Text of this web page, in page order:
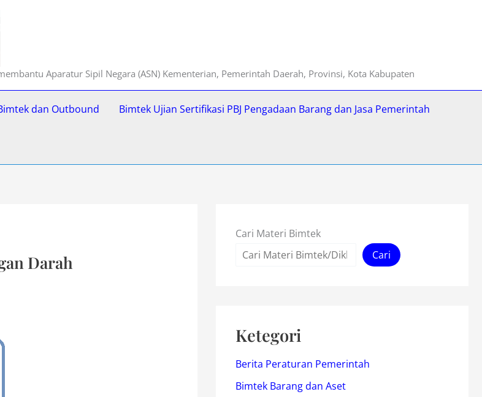
Aparatur Sipil Negara (ASN) Kementerian, Pemerintah Daerah, Provinsi, Kota Kabupaten
dan Outbound Bimtek Ujian Sertifikasi PBJ Pengadaan Barang dan Jasa Pemerintah
Darah
Cari Materi Bimtek
Cari
Ketegori
Berita Peraturan Pemerintah
Bimtek Barang dan Aset